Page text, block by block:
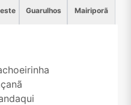
Guarulhos Mairiporã